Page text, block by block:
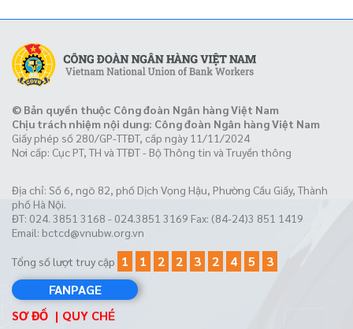
© Bản quyền thuộc Công đoàn Ngân hàng Việt Nam
Chịu trách nhiệm nội dung: Công đoàn Ngân hàng Việt Nam
Giấy phép số 280/GP-TTĐT, cấp ngày 11/11/2024
Nơi cấp: Cục PT, TH và TTĐT - Bộ Thông tin và Truyền thông
Địa chỉ: Số 6, ngõ 82, phố Dịch Vọng Hậu, Phường Cầu Giấy, Thành
phố Hà Nội.
ĐT: 024. 3851 3168 - 024.3851 3169 Fax: (84-24)3 851 1419
Email: bctcd@vnubw.org.vn
Tổng số lượt truy cập 1 1 2 2 3 2 4 5
3
FANPAGE
SƠ ĐỒ
QUY CHÉ